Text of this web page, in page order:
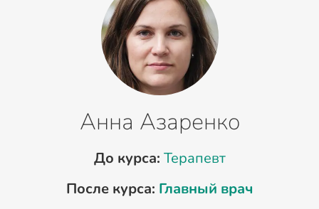
Анна Азаренко
До курса: Терапевт
После курса: Главный врач